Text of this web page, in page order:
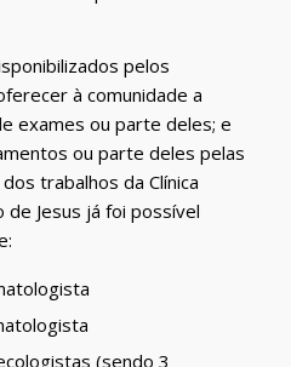
pelos
à comunidade a
exames ou parte deles; e
ou parte deles pelas
trabalhos da Clínica
de Jesus já foi possível
(sendo 3